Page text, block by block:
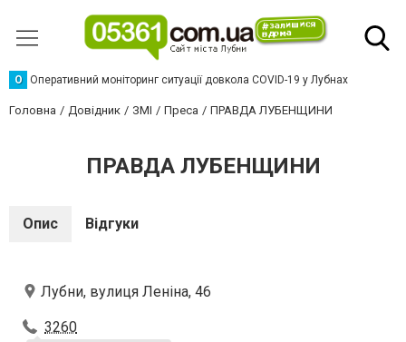
О Оперативний моніторинг ситуації довкола COVID-19 у Лубнах
Головна Довідник ЗМІ Преса ПРАВДА ЛУБЕНЩИНИ
ПРАВДА ЛУБЕНЩИНИ
Опис Відгуки
Лубни, вулиця Леніна, 46
3260